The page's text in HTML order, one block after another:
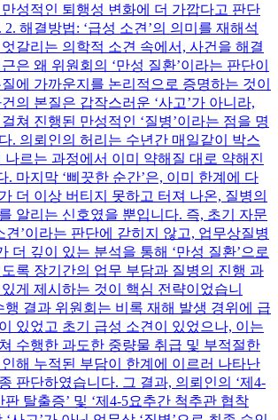
성적인 퇴행성 변화에 더 가깝다고 판단
해결방법: ‘급성 소견’의 의미를 재해석
갈리는 의학적 소견 속에서, 사건을 해결
은 왜 위원회의 ‘만성 질환’이라는 판단이
에 가까운지를 논리적으로 증명하는 것이
의 본질은 갑작스러운 ‘사고’가 아니라,
쳐 진행된 만성적인 ‘질병’이라는 점을 명
. 의뢰인의 허리는 수년간 매일같이 박스
나르는 과정에서 이미 약해질 대로 약해진
. 마지막 ‘삐끗한 순간’은, 이미 한계에 다
더 이상 버티지 못하고 터져 나온, 질병의
알리는 신호였을 뿐입니다. 즉, 초기 자문
견’이라는 판단에 갇히지 않고, 업무상질병
더 깊이 있는 분석을 통해 ‘만성 질환’으로
록 장기간의 업무 부담과 질병의 진행 과
게 제시하는 것이 핵심 전략이었습니
결과 위원회는 비록 재해 발생 경위에 급
있었고 초기 급성 소견이 있었으나, 이는
수행한 과도한 중량물 취급 및 부적절한
해 누적된 부담이 한계에 이르러 나타난
판단하였습니다. 그 결과, 의뢰인의 ‘제4-
판 탈출증’ 및 ‘제4-5요추간 척추관 협착